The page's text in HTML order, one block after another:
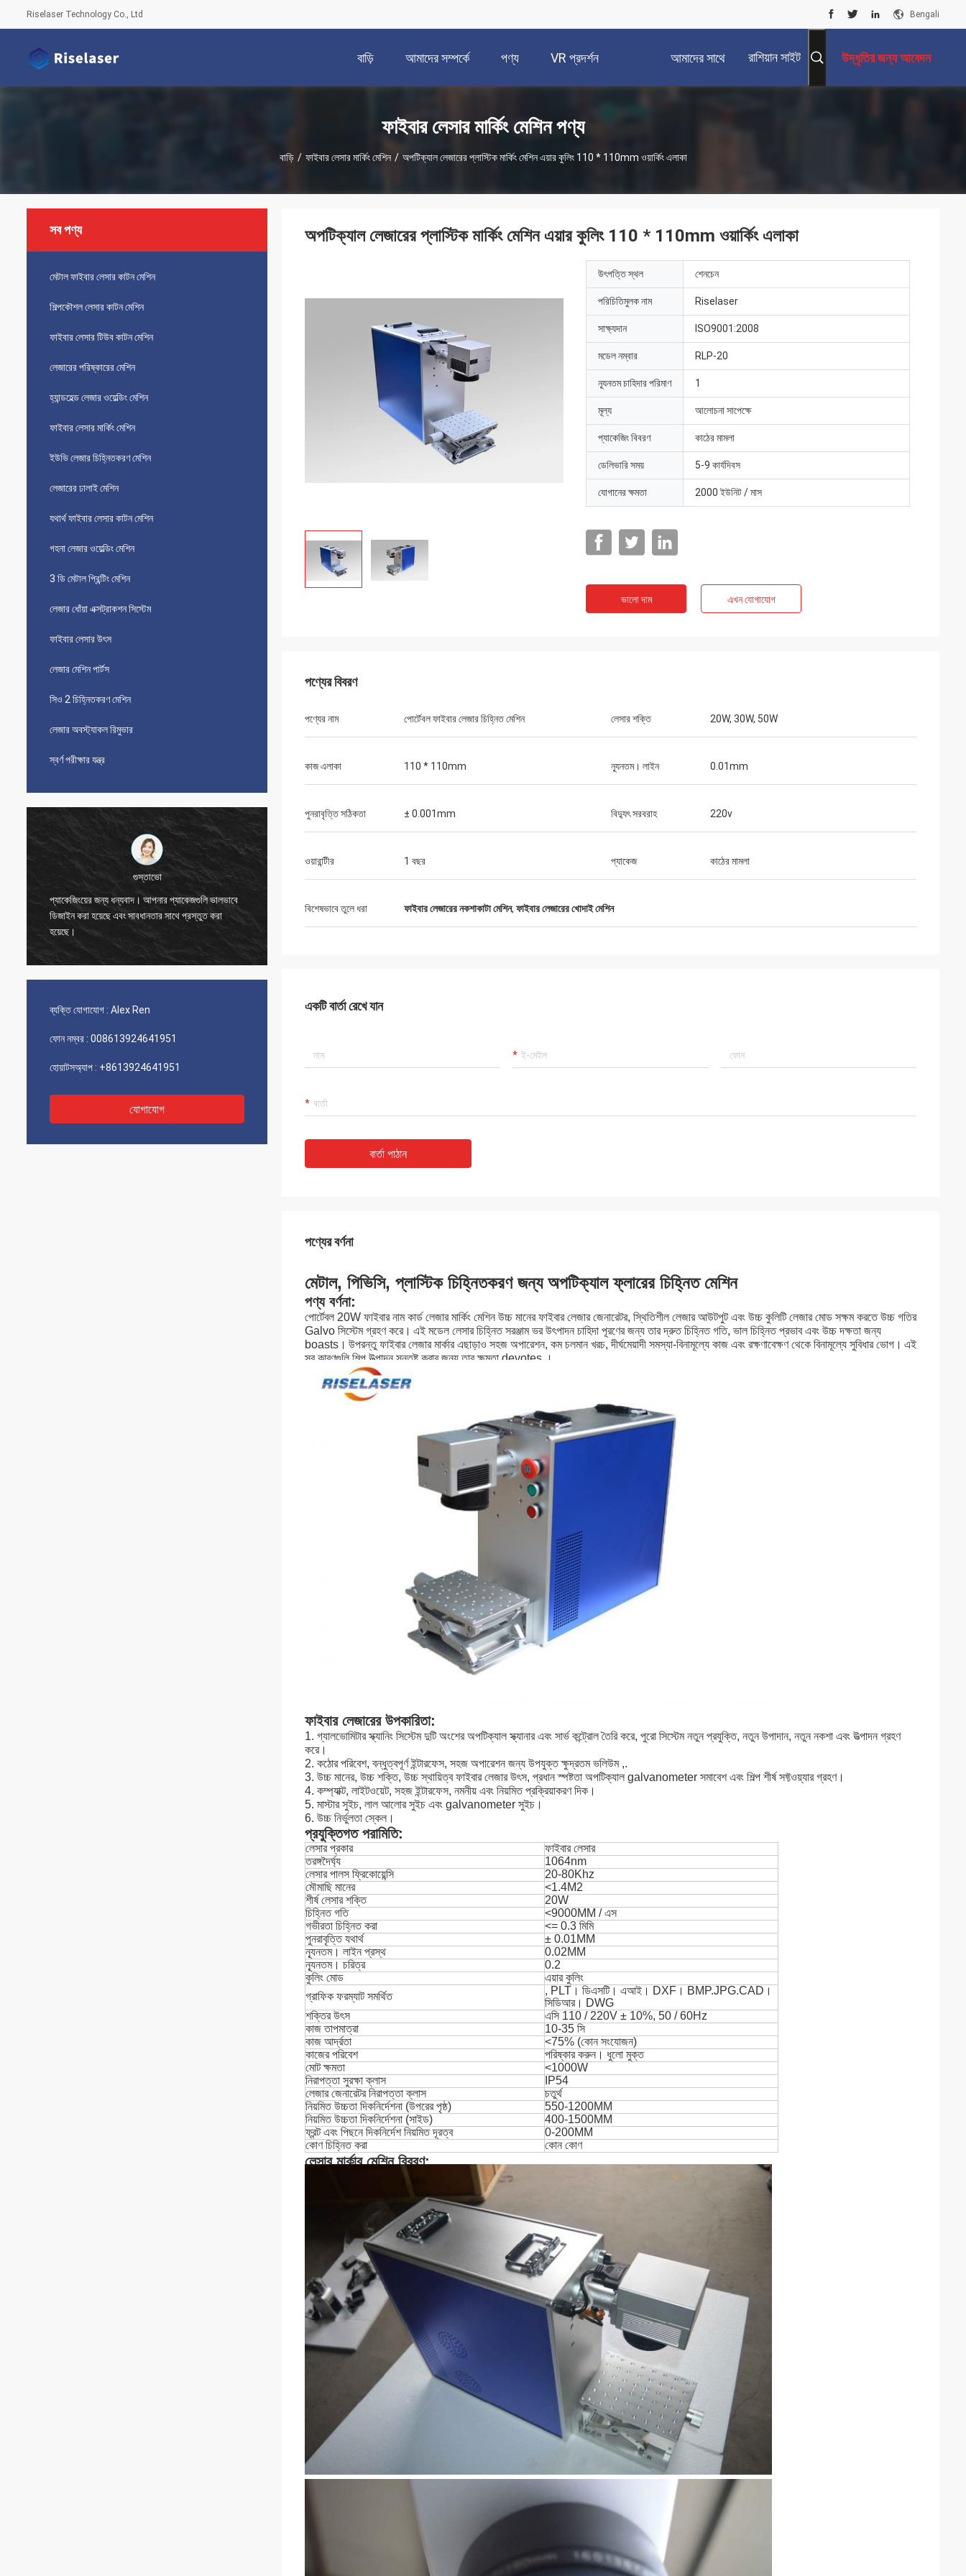
Riselaser Technology Co., Ltd Bengali
বাড়ি আমাদের সম্পর্কে পণ্য VR প্রদর্শন আমাদের সাথে রাশিয়ান সাইট উদ্ধৃতির জন্য আবেদন
ফাইবার লেসার মার্কিং মেশিন পণ্য
বাড়ি / ফাইবার লেসার মার্কিং মেশিন / অপটিক্যাল লেজারের প্লাস্টিক মার্কিং মেশিন এয়ার কুলিং 110 * 110mm ওয়ার্কিং এলাকা
সব পণ্য
মেটাল ফাইবার লেসার কাটন মেশিন
শিল্পকৌশল লেসার কাটন মেশিন
ফাইবার লেসার টিউব কাটন মেশিন
লেজারের পরিষ্কারের মেশিন
হ্যান্ডহেল্ড লেজার ওয়েল্ডিং মেশিন
ফাইবার লেসার মার্কিং মেশিন
ইউভি লেজার চিহ্নিতকরণ মেশিন
লেজারের ঢালাই মেশিন
যথার্থ ফাইবার লেসার কাটন মেশিন
গহনা লেজার ওয়েল্ডিং মেশিন
3 ডি মেটাল প্রিন্টিং মেশিন
লেজার ধোঁয়া এক্সট্রাকশন সিস্টেম
ফাইবার লেসার উৎস
লেজার মেশিন পার্টস
সিও 2 চিহ্নিতকরণ মেশিন
লেজার অবস্ট্যাকল রিমুভার
স্বর্ণ পরীক্ষার যন্ত্র
বিজেতা
ধন্যবাদ, জো।
যন্ত্রটি দৃ looks় দেখায় ... ভাল নির্মিত ... এটির মতো!
গুস্তাভো
ডিজাইন করা হয়েছে এবং সাবধানতার সাথে প্রস্তুত করা
হয়েছে।
ব্যক্তি যোগাযোগ : Alex Ren
ফোন নম্বর : 008613924641951
হোয়াটসঅ্যাপ : +8613924641951
যোগাযোগ
অপটিক্যাল লেজারের প্লাস্টিক মার্কিং মেশিন এয়ার কুলিং 110 * 110mm ওয়ার্কিং এলাকা
উৎপত্তি স্থল শেনচেন
পরিচিতিমুলক নাম Riselaser
সাক্ষ্যদান ISO9001:2008
মডেল নম্বার RLP-20
ন্যূনতম চাহিদার পরিমাণ 1
মূল্য আলোচনা সাপেক্ষে
প্যাকেজিং বিবরণ কাঠের মামলা
ডেলিভারি সময় 5-9 কার্যদিবস
যোগানের ক্ষমতা 2000 ইউনিট / মাস
ভালো দাম এখন যোগাযোগ
পণ্যের বিবরণ
পণ্যের নাম পোর্টেবল ফাইবার লেজার চিহ্নিত মেশিন লেসার শক্তি 20W, 30W, 50W
কাজ এলাকা 110 * 110mm ন্যূনতম। লাইন 0.01mm
পুনরাবৃত্তি সঠিকতা ± 0.001mm বিদ্যুৎ সরবরাহ 220v
ওয়ারান্টীর 1 বছর প্যাকেজ কাঠের মামলা
বিশেষভাবে তুলে ধরা ফাইবার লেজারের নকশাকাটা মেশিন, ফাইবার লেজারের খোদাই মেশিন
একটি বার্তা রেখে যান
বার্তা পাঠান
পণ্যের বর্ণনা
মেটাল, পিভিসি, প্লাস্টিক চিহ্নিতকরণ জন্য অপটিক্যাল ফ্লারের চিহ্নিত মেশিন
পণ্য বর্ণনা:
পোর্টেবল 20W ফাইবার নাম কার্ড লেজার মার্কিং মেশিন উচ্চ মানের ফাইবার লেজার জেনারেটর, স্থিতিশীল লেজার আউটপুট এবং উচ্চ কুলিটি লেজার মোড সক্ষম করতে উচ্চ গতির
Galvo সিস্টেম গ্রহণ করে। এই মডেল লেসার চিহ্নিত সরঞ্জাম ভর উৎপাদন চাহিদা পূরণের জন্য তার দ্রুত চিহ্নিত গতি, ভাল চিহ্নিত প্রভাব এবং উচ্চ দক্ষতা জন্য
boasts। উপরন্তু ফাইবার লেজার মার্কার এছাড়াও সহজ অপারেশন, কম চলমান খরচ, দীর্ঘমেয়াদী সমস্যা-বিনামূল্যে কাজ এবং রক্ষণাবেক্ষণ থেকে বিনামূল্যে সুবিধার ভোগ। এই
সব কারণগুলি শিল্প উত্পাদন সন্তুষ্ট করার জন্য তার ক্ষমতা devotes ।
ফাইবার লেজারের উপকারিতা:
1. গ্যালভোমিটার স্ক্যানিং সিস্টেম দুটি অংশের অপটিক্যাল স্ক্যানার এবং সার্ভ কন্ট্রোল তৈরি করে, পুরো সিস্টেম নতুন প্রযুক্তি, নতুন উপাদান, নতুন নকশা এবং উত্পাদন গ্রহণ
করে।
2. কঠোর পরিবেশ, বন্ধুত্বপূর্ণ ইন্টারফেস, সহজ অপারেশন জন্য উপযুক্ত ক্ষুদ্রতম ভলিউম ,.
3. উচ্চ মানের, উচ্চ শক্তি, উচ্চ স্থায়িত্ব ফাইবার লেজার উৎস, প্রধান স্পষ্টতা অপটিক্যাল galvanometer সমাবেশ এবং শিল্প শীর্ষ সফ্টওয়্যার গ্রহণ।
4. কম্প্যাক্ট, লাইটওয়েট, সহজ ইন্টারফেস, নমনীয় এবং নিয়মিত প্রক্রিয়াকরণ দিক।
5. মাস্টার সুইচ, লাল আলোর সুইচ এবং galvanometer সুইচ।
6. উচ্চ নির্ভুলতা স্কেল।
প্রযুক্তিগত পরামিতি:
লেসার প্রকার
ফাইবার লেসার
তরঙ্গদৈর্ঘ্য
1064nm
লেসার পালস ফ্রিকোয়েন্সি
20-80Khz
মৌমাছি মানের
<1.4M2
শীর্ষ লেসার শক্তি
20W
চিহ্নিত গতি
<9000MM / এস
গভীরতা চিহ্নিত করা
<= 0.3 মিমি
পুনরাবৃত্তি যথার্থ
± 0.01MM
ন্যূনতম। লাইন প্রস্থ
0.02MM
ন্যূনতম। চরিত্র
0.2
কুলিং মোড
এয়ার কুলিং
গ্রাফিক ফরম্যাট সমর্থিত
, PLT। ডিএসটি। এআই। DXF। BMP.JPG.CAD।
সিডিআর। DWG
শক্তির উৎস
এসি 110 / 220V ± 10%, 50 / 60Hz
কাজ তাপমাত্রা
10-35 সি
কাজ আর্দ্রতা
<75% (কোন সংযোজন)
কাজের পরিবেশ
পরিষ্কার করুন। ধুলো মুক্ত
মোট ক্ষমতা
<1000W
নিরাপত্তা সুরক্ষা ক্লাস
IP54
লেজার জেনারেটর নিরাপত্তা ক্লাস
চতুর্থ
নিয়মিত উচ্চতা দিকনির্দেশনা (উপরের পৃষ্ঠ)
550-1200MM
নিয়মিত উচ্চতা দিকনির্দেশনা (সাইড)
400-1500MM
ফ্রন্ট এবং পিছনে দিকনির্দেশ নিয়মিত দূরত্ব
0-200MM
কোণ চিহ্নিত করা
কোন কোণ
লেসার মার্কার মেশিন বিবরণ: